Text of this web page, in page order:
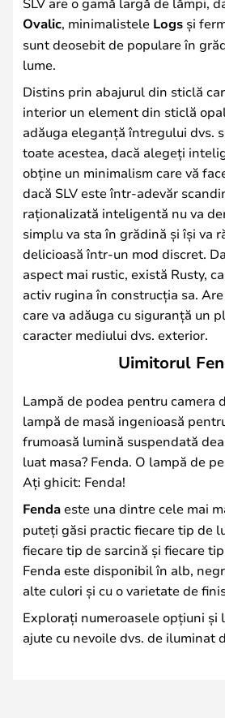
Ovalic, minimalistele Logs și
sunt deosebit de populare în
lume.
Distins prin abajurul din sticlă
interior un element din sticlă
adăuga eleganță întregului dvs.
toate acestea, dacă alegeți
obține un minimalism care vă
dacă SLV este într-adevăr
raționalizată inteligentă nu va
simplu va sta în grădină și își va
delicioasă într-un mod discret.
aspect mai rustic, există Rusty,
activ rugina în construcția sa.
care va adăuga cu siguranță un
caracter mediului dvs. exterior.
Uimitorul
Lampă de podea pentru camera
lampă de masă ingenioasă
frumoasă lumină suspendată
luat masa? Fenda. O lampă de
Ați ghicit: Fenda!
Fendaeste una dintre cele mai
puteți găsi practic fiecare tip de
fiecare tip de sarcină și fiecare
Fenda este disponibil în alb,
alte culori și cu o varietate de
Explorați numeroasele opțiuni și
ajute cu nevoile dvs. de iluminat